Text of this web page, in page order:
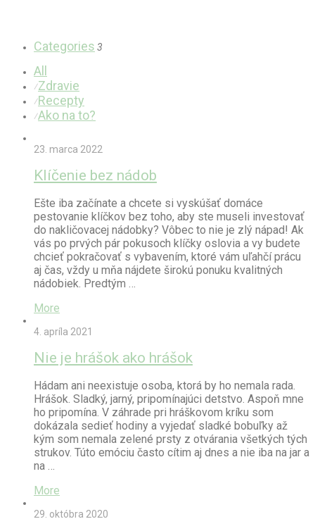
Categories 3
All
⁄Zdravie
⁄Recepty
⁄Ako na to?
23. marca 2022
Klíčenie bez nádob
Ešte iba začínate a chcete si vyskúšať domáce
pestovanie klíčkov bez toho, aby ste museli investovať
do nakličovacej nádobky? Vôbec to nie je zlý nápad! Ak
vás po prvých pár pokusoch klíčky oslovia a vy budete
chcieť pokračovať s vybavením, ktoré vám uľahčí prácu
aj čas, vždy u mňa nájdete širokú ponuku kvalitných
nádobiek. Predtým …
More
4. apríla 2021
Nie je hrášok ako hrášok
Hádam ani neexistuje osoba, ktorá by ho nemala rada.
Hrášok. Sladký, jarný, pripomínajúci detstvo. Aspoň mne
ho pripomína. V záhrade pri hráškovom kríku som
dokázala sedieť hodiny a vyjedať sladké bobuľky až
kým som nemala zelené prsty z otvárania všetkých tých
strukov. Túto emóciu často cítim aj dnes a nie iba na jar a
na …
More
29. októbra 2020